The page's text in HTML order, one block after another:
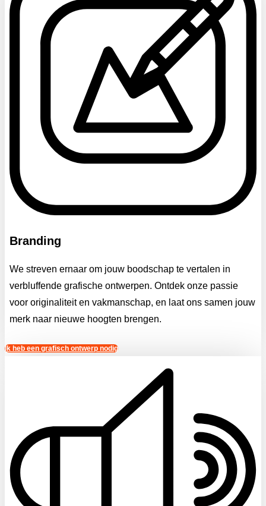
Branding
We streven ernaar om jouw boodschap te vertalen in
verbluffende grafische ontwerpen. Ontdek onze passie
voor originaliteit en vakmanschap, en laat ons samen jouw
merk naar nieuwe hoogten brengen.
Ik heb een grafisch ontwerp nodig